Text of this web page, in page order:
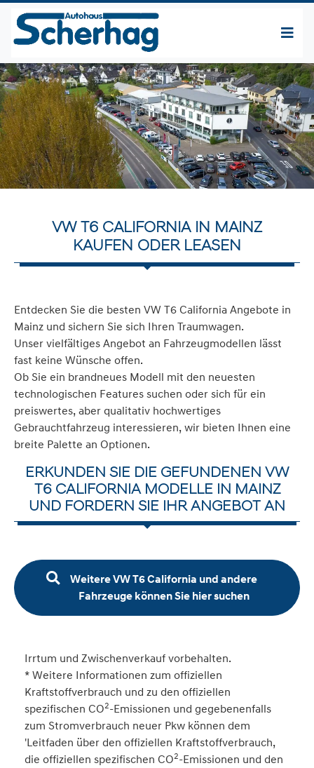
VW T6 CALIFORNIA IN MAINZ
KAUFEN ODER LEASEN
Entdecken Sie die besten VW T6 California Angebote in
Mainz und sichern Sie sich Ihren Traumwagen.
Unser vielfältiges Angebot an Fahrzeugmodellen lässt
fast keine Wünsche offen.
Ob Sie ein brandneues Modell mit den neuesten
technologischen Features suchen oder sich für ein
preiswertes, aber qualitativ hochwertiges
Gebrauchtfahrzeug interessieren, wir bieten Ihnen eine
breite Palette an Optionen.
ERKUNDEN SIE DIE GEFUNDENEN VW
T6 CALIFORNIA MODELLE IN MAINZ
UND FORDERN SIE IHR ANGEBOT AN
Weitere VW T6 California und andere
Fahrzeuge können Sie hier suchen
Irrtum und Zwischenverkauf vorbehalten.
* Weitere Informationen zum offiziellen
Kraftstoffverbrauch und zu den offiziellen
spezifischen CO2-Emissionen und gegebenenfalls
zum Stromverbrauch neuer Pkw können dem
'Leitfaden über den offiziellen Kraftstoffverbrauch,
die offiziellen spezifischen CO2-Emissionen und den